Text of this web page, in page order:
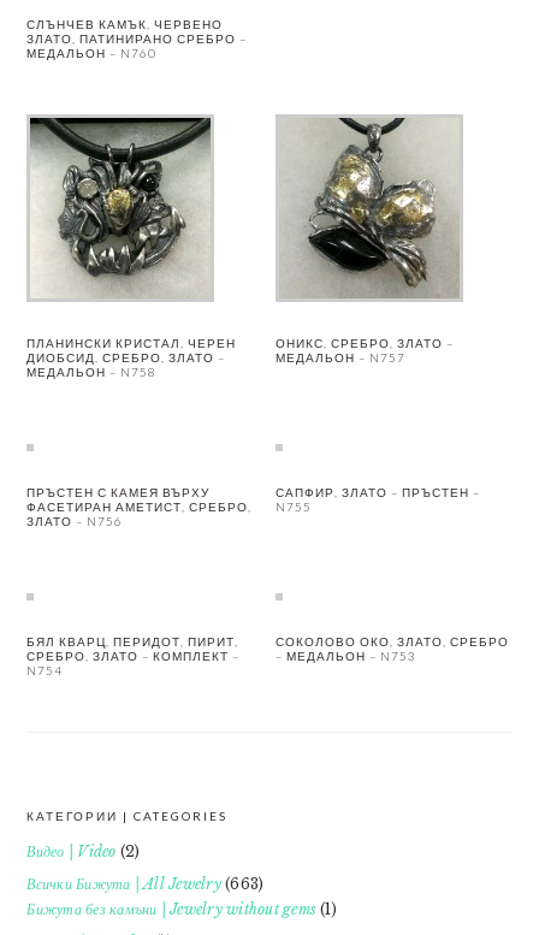
СЛЪНЧЕВ КАМЪК, ЧЕРВЕНО
ЗЛАТО, ПАТИНИРАНО СРЕБРО –
МЕДАЛЬОН – N760
ПЛАНИНСКИ КРИСТАЛ, ЧЕРЕН
ДИОБСИД, СРЕБРО, ЗЛАТО –
МЕДАЛЬОН – N758
ОНИКС, СРЕБРО, ЗЛАТО –
МЕДАЛЬОН – N757
ПРЪСТЕН С КАМЕЯ ВЪРХУ
ФАСЕТИРАН АМЕТИСТ, СРЕБРО,
ЗЛАТО – N756
САПФИР, ЗЛАТО – ПРЪСТЕН –
N755
БЯЛ КВАРЦ, ПЕРИДОТ, ПИРИТ,
СРЕБРО, ЗЛАТО – КОМПЛЕКТ –
N754
СОКОЛОВО ОКО, ЗЛАТО, СРЕБРО
– МЕДАЛЬОН – N753
FOOTER
КАТЕГОРИИ | CATEGORIES
Видео | Video (2)
Всички Бижута | All Jewelry(663)
Бижута без камъни | Jewelry without gems (1)